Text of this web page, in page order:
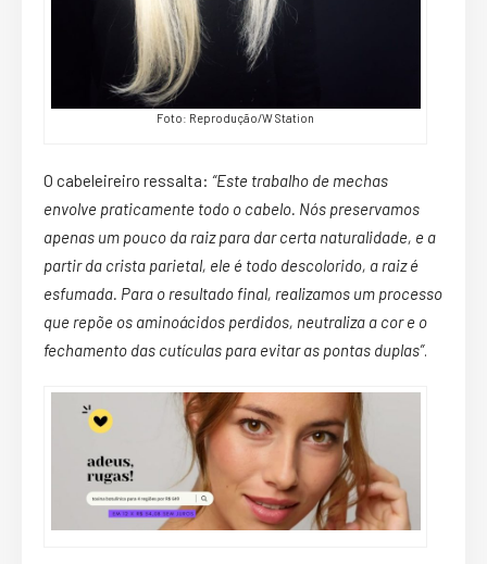
Foto: Reprodução/W Station
O cabeleireiro ressalta: “Este trabalho de mechas
envolve praticamente todo o cabelo. Nós preservamos
apenas um pouco da raiz para dar certa naturalidade, e a
partir da crista parietal, ele é todo descolorido, a raiz é
esfumada. Para o resultado final, realizamos um processo
que repõe os aminoácidos perdidos, neutraliza a cor e o
fechamento das cutículas para evitar as pontas duplas”.